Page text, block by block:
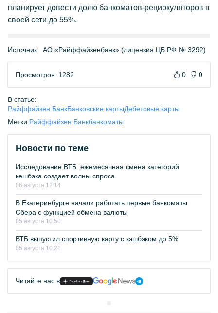
планирует довести долю банкоматов-рециркуляторов в
своей сети до 55%.
Источник: АО «Райффайзенбанк» (лицензия ЦБ РФ № 3292)
Просмотров: 1282 0 0
В статье:
Райффайзен БанкБанковские картыДебетовые карты
Метки:Райффайзен Банкбанкоматы
Новости по теме
Исследование ВТБ: ежемесячная смена категорий
кешбэка создает волны спроса
06 августа 12:14
В Екатеринбурге начали работать первые банкоматы
Сбера с функцией обмена валюты
05 августа 10:50
ВТБ выпустил спортивную карту с кэшбэком до 5%
05 августа 10:21
Читайте нас в